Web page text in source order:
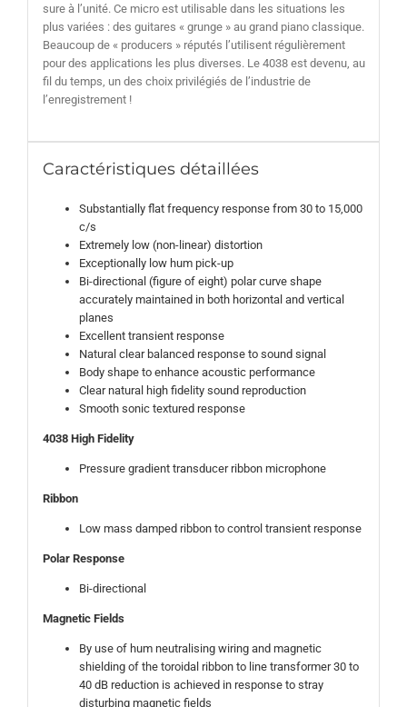
sure à l’unité. Ce micro est utilisable dans les situations les
plus variées : des guitares « grunge » au grand piano classique.
Beaucoup de « producers » réputés l’utilisent régulièrement
pour des applications les plus diverses. Le 4038 est devenu, au
fil du temps, un des choix privilégiés de l’industrie de
l’enregistrement !
Caractéristiques détaillées
Substantially flat frequency response from 30 to 15,000
c/s
Extremely low (non-linear) distortion
Exceptionally low hum pick-up
Bi-directional (figure of eight) polar curve shape
accurately maintained in both horizontal and vertical
planes
Excellent transient response
Natural clear balanced response to sound signal
Body shape to enhance acoustic performance
Clear natural high fidelity sound reproduction
Smooth sonic textured response
4038 High Fidelity
Pressure gradient transducer ribbon microphone
Ribbon
Low mass damped ribbon to control transient response
Polar Response
Bi-directional
Magnetic Fields
By use of hum neutralising wiring and magnetic
shielding of the toroidal ribbon to line transformer 30 to
40 dB reduction is achieved in response to stray
disturbing magnetic fields